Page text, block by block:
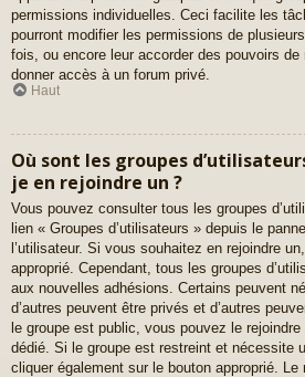
permissions individuelles. Ceci facilite les
pourront modifier les permissions de
fois, ou encore leur accorder des pouvoirs de
donner accès à un forum privé.
Haut
Où sont les groupes
je en rejoindre un ?
Vous pouvez consulter tous les groupes
lien « Groupes d’utilisateurs » depuis le
l’utilisateur. Si vous souhaitez en rejoindre
approprié. Cependant, tous les groupes
aux nouvelles adhésions. Certains peuvent
d’autres peuvent être privés et d’autres
le groupe est public, vous pouvez le
dédié. Si le groupe est restreint et nécessite
cliquer également sur le bouton approprié. Le